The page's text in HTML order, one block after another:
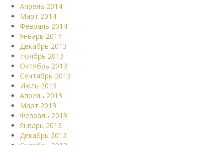
Апрель 2014
Март 2014
Февраль 2014
Январь 2014
Декабрь 2013
Ноябрь 2013
Октябрь 2013
Сентябрь 2013
Июль 2013
Апрель 2013
Март 2013
Февраль 2013
Январь 2013
Декабрь 2012